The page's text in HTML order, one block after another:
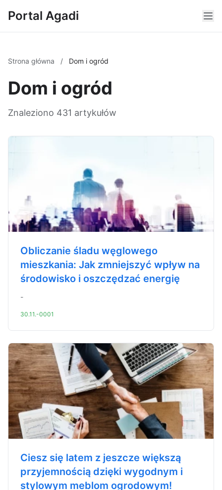
Portal Agadi
Strona główna / Dom i ogród
Dom i ogród
Znaleziono 431 artykułów
Obliczanie śladu węglowego
mieszkania: Jak zmniejszyć wpływ na
środowisko i oszczędzać energię
-
30.11.-0001
Ciesz się latem z jeszcze większą
przyjemnością dzięki wygodnym i
stylowym meblom ogrodowym!